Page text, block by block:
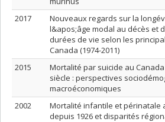
2017
Nouveaux regards sur la
l&apos;âge modal au décès et
durées de vie selon les
Canada (1974-2011)
2015
Mortalité par suicide au
siècle : perspectives
macroéconomiques
2002
Mortalité infantile et périnatale
depuis 1926 et disparités